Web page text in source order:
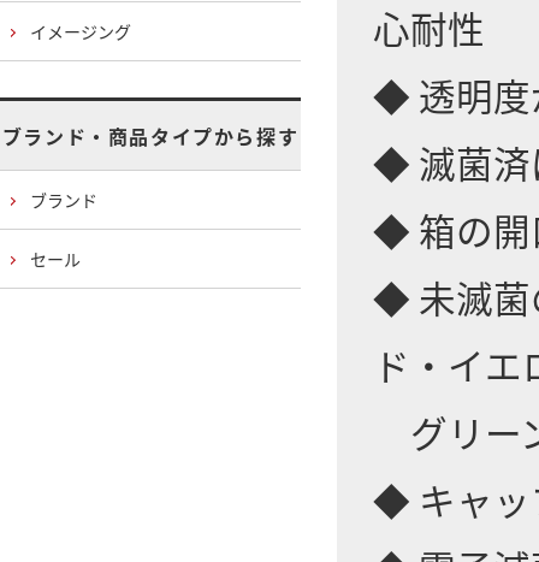
心耐性
◆ 透明度
◆ 滅菌済
◆ 箱の開
◆ 未滅菌
ド・イ
グリー
◆ キャッ
イメージング
ブランド・商品タイプから探す
ブランド
セール